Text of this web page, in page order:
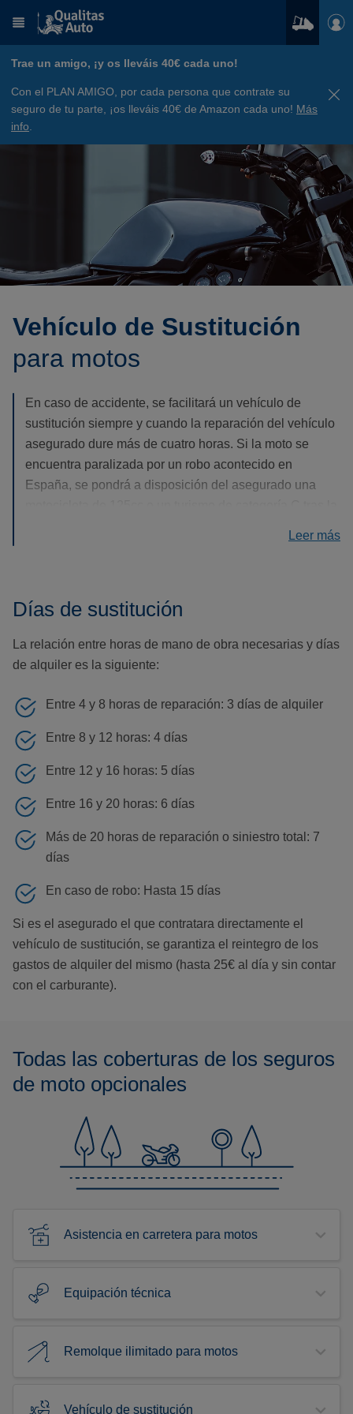
Trae un amigo, ¡y os lleváis 40€ cada uno!
Con el PLAN AMIGO, por cada persona que contrate su
seguro de tu parte, ¡os lleváis 40€ de Amazon cada uno! Más
info
Vehículo de Sustitución
para motos
En caso de accidente, se facilitará un vehículo de
sustitución siempre y cuando la reparación del vehículo
asegurado dure más de cuatro horas. Si la moto se
encuentra paralizada por un robo acontecido en
España, se pondrá a disposición del asegurado una
Leer más
Días de sustitución
La relación entre horas de mano de obra necesarias y días
de alquiler es la siguiente:
Entre 4 y 8 horas de reparación: 3 días de alquiler
Entre 8 y 12 horas: 4 días
Entre 12 y 16 horas: 5 días
Entre 16 y 20 horas: 6 días
Más de 20 horas de reparación o siniestro total: 7
días
En caso de robo: Hasta 15 días
Si es el asegurado el que contratara directamente el
vehículo de sustitución, se garantiza el reintegro de los
gastos de alquiler del mismo (hasta 25€ al día y sin contar
con el carburante).
Todas las coberturas de los seguros
de moto opcionales
Asistencia en carretera para motos
Equipación técnica
Remolque ilimitado para motos
Vehículo de sustitución